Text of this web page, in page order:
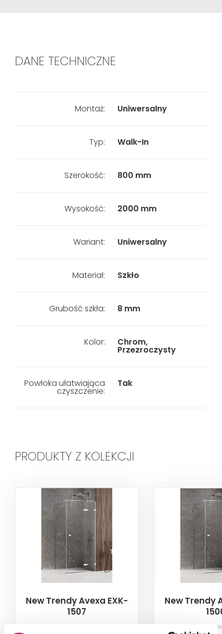
DANE TECHNICZNE
Montaż: Uniwersalny
Typ: Walk-In
Szerokość: 800 mm
Wysokość: 2000 mm
Wariant: Uniwersalny
Materiał: Szkło
Grubość szkła: 8 mm
Kolor: Chrom,
Przezroczysty
Powłoka ułatwiająca
czyszczenie:
Tak
PRODUKTY Z KOLEKCJI
New Trendy Avexa EXK-
1507
Kabina prysznicowa lewa, szkło
New Trendy
Kabina